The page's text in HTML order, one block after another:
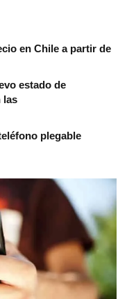
en Chile a partir de
estado de
las
plegable